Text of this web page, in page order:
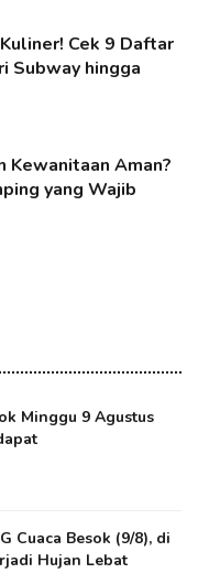
Cek 9 Daftar
Subway hingga
Kewanitaan Aman?
yang Wajib
Minggu 9 Agustus
Cuaca Besok (9/8), di
Hujan Lebat